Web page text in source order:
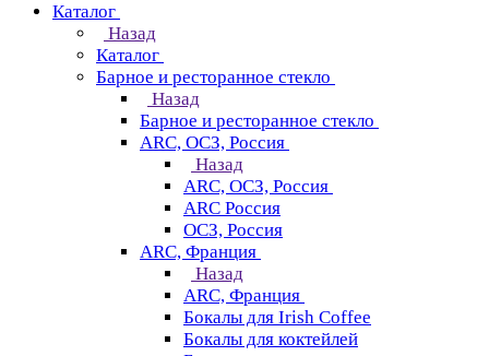
Каталог
Назад
Каталог
Барное и ресторанное стекло
Назад
Барное и ресторанное стекло
ARC, ОСЗ, Россия
Назад
ARC, ОСЗ, Россия
ARC Россия
ОСЗ, Россия
ARC, Франция
Назад
ARC, Франция
Бокалы для Irish Coffee
Бокалы для коктейлей